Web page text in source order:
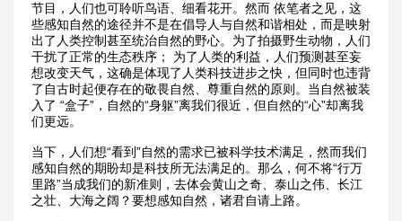
节目，人们也可聆听鸟语、细看花开。然而 依笔者之见，这
些感知自然的途径并不是在倡导人与自然和谐相处，而是映射
出了人类控制甚至统治自然的野心。为了拍摄野生动物，人们
干扰了正常的生态秩序； 为了人类的利益，人们预测甚至妄
想改变天气，这确是体现了人类科技进步之快，但同时也违背
了自古时起便存在的敬畏自然、尊重自然的原则。当自然被装
入了 “盒子”，自然的“身躯”离我们很近，但自然的“心”却离我
们更远。
当下，人们想“看到”自然的需求已被科学技术满足，然而我们
感知自然的期盼却是科技所无法满足的。那么，何不将“行万
里路”当成我们的新准则，去体会黄山之奇、泰山之伟、长江
之壮、大海之阔？要想感知自然，诸君自请上路。